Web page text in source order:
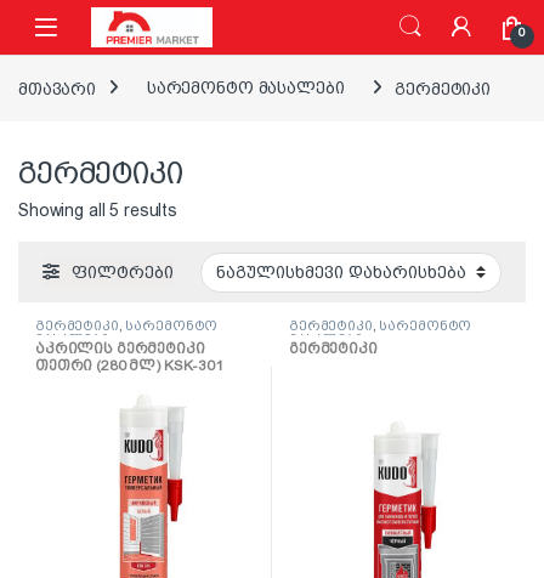
ნავიგაციაზე გადასვლა
შინაარსზე გადასვლა
0
მთავარი სარემონტო მასალები გერმეტიკი
გერმეტიკი
Showing all 5 results
ფილტრები
გერმეტიკი, სარემონტო
მასალები
აკრილის გერმეტიკი
თეთრი (280 მლ) KSK-301
გერმეტიკი, სარემონტო
მასალები
გერმეტიკი